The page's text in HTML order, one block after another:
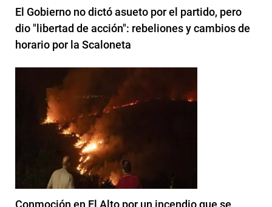
El Gobierno no dictó asueto por el partido, pero
dio "libertad de acción": rebeliones y cambios de
horario por la Scaloneta
Conmoción en El Alto por un incendio que se